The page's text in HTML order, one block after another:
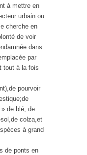
à mettre en
urbain ou
cherche en
de voir
dans
par
tout à la fois
pourvoir
de blé, de
colza,et
à grand
de ponts en